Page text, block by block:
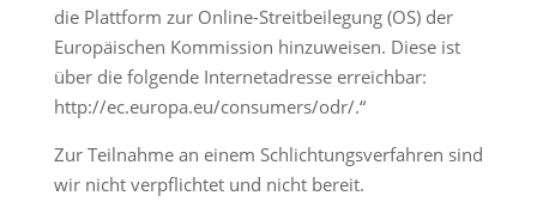
die Plattform zur Online-Streitbeilegung (OS) der
Europäischen Kommission hinzuweisen. Diese ist
über die folgende Internetadresse erreichbar:
http://ec.europa.eu/consumers/odr/.“
Zur Teilnahme an einem Schlichtungsverfahren sind
wir nicht verpflichtet und nicht bereit.